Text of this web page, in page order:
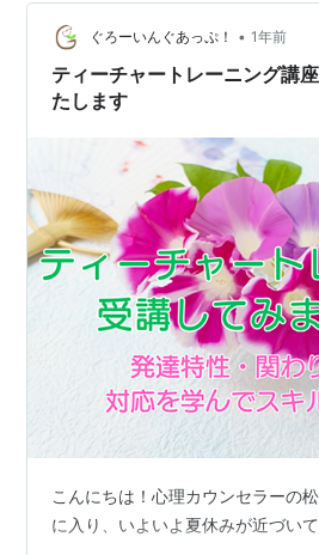
ぐろーいんぐあっぷ！ • 1年前
ティーチャートレーニング講
たします
こんにちは！心理カウンセラーの
に入り、いよいよ夏休みが近づいて